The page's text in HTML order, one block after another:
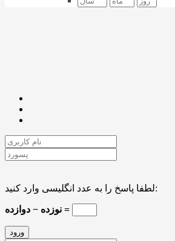
لطفا پاسخ را به عدد انگلیسی وارد کنید:
نوزده − دوازده =